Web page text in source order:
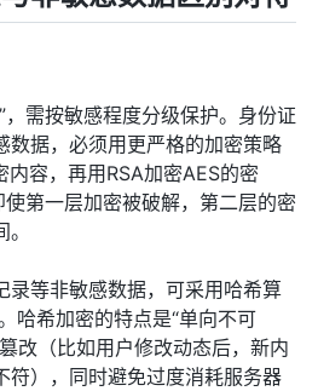
，需按敏感程度分级保护。身份证
数据，必须用更严格的加密策略
容，再用RSA加密AES的密
使第一层加密被破解，第二层的密
录等非敏感数据，可采用哈希算
哈希加密的特点是“单向不可
改（比如用户修改动态后，新内
符），同时避免过度消耗服务器